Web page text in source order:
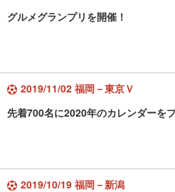
グルメグランプリを開催！
2019/11/02 福岡－東京Ｖ
先着700名に2020年のカレンダーを
2019/10/19 福岡－新潟